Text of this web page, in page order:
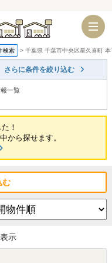
葉店 船橋店
検索 千葉県 千葉市中央区星久喜町
さらに条件を絞り込む
一覧
！
から探せます。
む
示